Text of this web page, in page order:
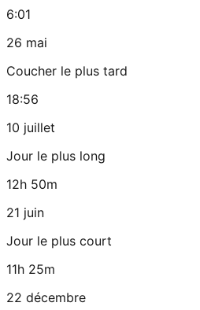
6:01
26 mai
Coucher le plus tard
18:56
10 juillet
Jour le plus long
12h 50m
21 juin
Jour le plus court
11h 25m
22 décembre